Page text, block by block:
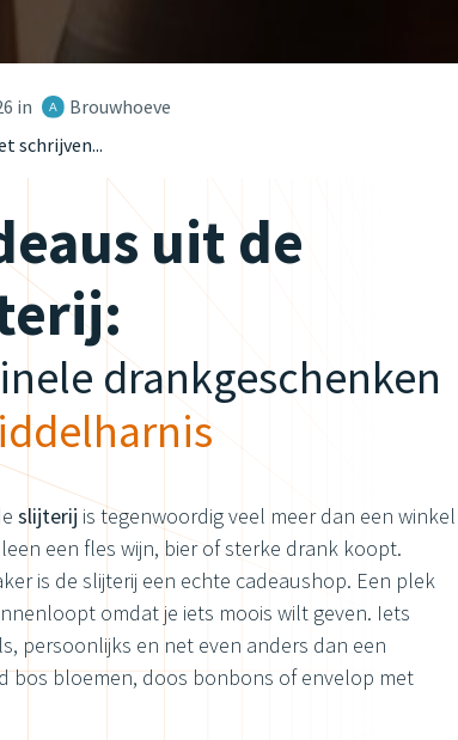
in
Brouwhoeve
schrijven...
uit de
drankgeschenken
slijterij is tegenwoordig veel meer dan een winkel
een fles wijn, bier of sterke drank koopt.
is de slijterij een echte cadeaushop. Een plek
omdat je iets moois wilt geven. Iets
persoonlijks en net even anders dan een
bos bloemen, doos bonbons of envelop met